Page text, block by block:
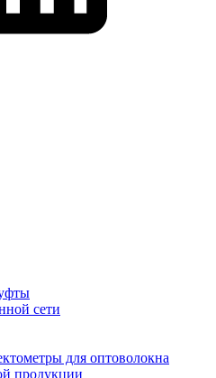
сети
для оптоволокна
продукции